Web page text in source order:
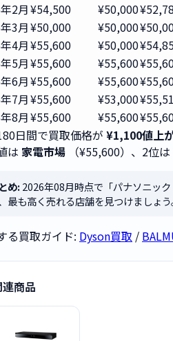
2月¥54,500 ¥50,000
3月¥50,000 ¥50,000
4月¥55,600 ¥50,000
5月¥55,600 ¥55,600
6月¥55,600 ¥55,600
7月¥55,600 ¥53,000
8月¥55,600 ¥55,600
日間で買取価格が ¥1,100値上
は 家電市場 （¥55,600）、2位は
め:2026年08月時点で「パナソニッ
最も高く売れる店舗を見つけましょう
る買取ガイド: Dyson買取 /
連商品